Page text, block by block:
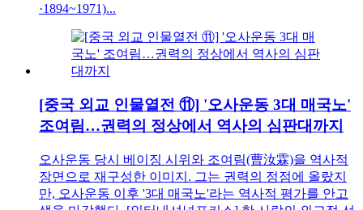
·1894~1971)...
[중국 외교 인물열전 ⑪] '오사운동 3대 매국노'
조여림…권력의 정상에서 역사의 심판대까지
오사운동 당시 베이징 시위와 조여림(曹汝霖)을 역사적
장면으로 재구성한 이미지. 그는 권력의 정점에 올랐지
만, 오사운동 이후 '3대 매국노'라는 역사적 평가를 안고